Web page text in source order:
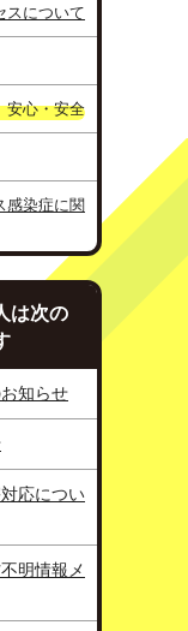
スについて
心・安全
感染症に関
は次の
知らせ
応につい
明情報メ